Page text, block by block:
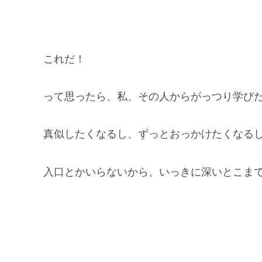
これだ！
って思ったら、私、その人からがっつり学び
真似したくなるし、ずっとおっかけたくなるし
入口とかいらないから、いっきに深いとこ